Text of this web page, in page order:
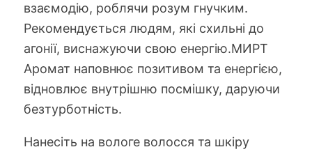
взаємодію, роблячи розум гнучким.
Рекомендується людям, які схильні до
агонії, виснажуючи свою енергію.МИРТ
Аромат наповнює позитивом та енергією,
відновлює внутрішню посмішку, даруючи
безтурботність.
Нанесіть на вологе волосся та шкіру